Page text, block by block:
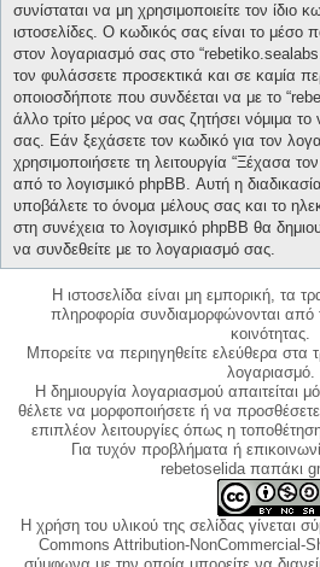
συνίσταται να μη χρησιμοποιείτε τον ίδιο
ιστοσελίδες. Ο κωδικός σας είναι το μέσο
στον λογαριασμό σας στο
τον φυλάσσετε προσεκτικά και σε καμία
οποιοσδήποτε που συνδέεται να με το
άλλο τρίτο μέρος να σας ζητήσει νόμιμα
σας. Εάν ξεχάσετε τον κωδικό για τον
χρησιμοποιήσετε τη λειτουργία “Ξέχασα
από το λογισμικό phpBB. Αυτή η
υποβάλετε το όνομα μέλους σας και το
στη συνέχεια το λογισμικό phpBB θα
να συνδεθείτε με το λογαριασμό σας.
Η ιστοσελίδα είναι μη εμπορική, τα
πληροφορία συνδιαμορφώνονται από
κοινότητας.
Μπορείτε να περιηγηθείτε ελεύθερα στα
λογαριασμό.
Η δημιουργία λογαριασμού απαιτείται
θέλετε να μορφοποιήσετε ή να
επιπλέον λειτουργίες όπως η
Για τυχόν προβλήματα ή
rebetoselida παπάκι
Η χρήση του υλικού της σελίδας γίνεται
Commons Attribution-NonCommercial-